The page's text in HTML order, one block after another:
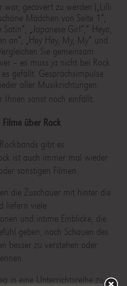
gecovert zu werden („Lilli
Mädchen von Seite 1“,
„Japanese Girl“,“ Heyo,
an“, „Hey Hey, My, My“ und
Sie gemeinsam
– es muss ja nicht bei Rock
gefällt. Gesprächsimpulse
aller Musikrichtungen.
Ihnen sonst noch einfällt.
über Rock
gibt es
ist auch immer mal wieder
sonstigen Filmen.
die Zuschauer mit hinter die
liefern viele
und intime Einblicke, die
geben, nach Schauen des
besser zu verstehen oder
in eine Unterrichtsreihe zu